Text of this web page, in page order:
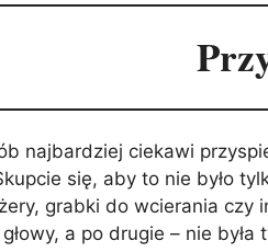
najbardziej ciekawi
się, aby to nie było
grabki do wcierania czy
a po drugie – nie